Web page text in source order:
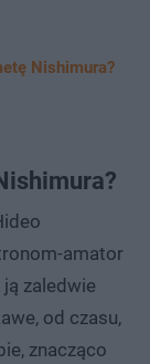
Nishimura?
amator
ją zaledwie
od czasu,
znacząco